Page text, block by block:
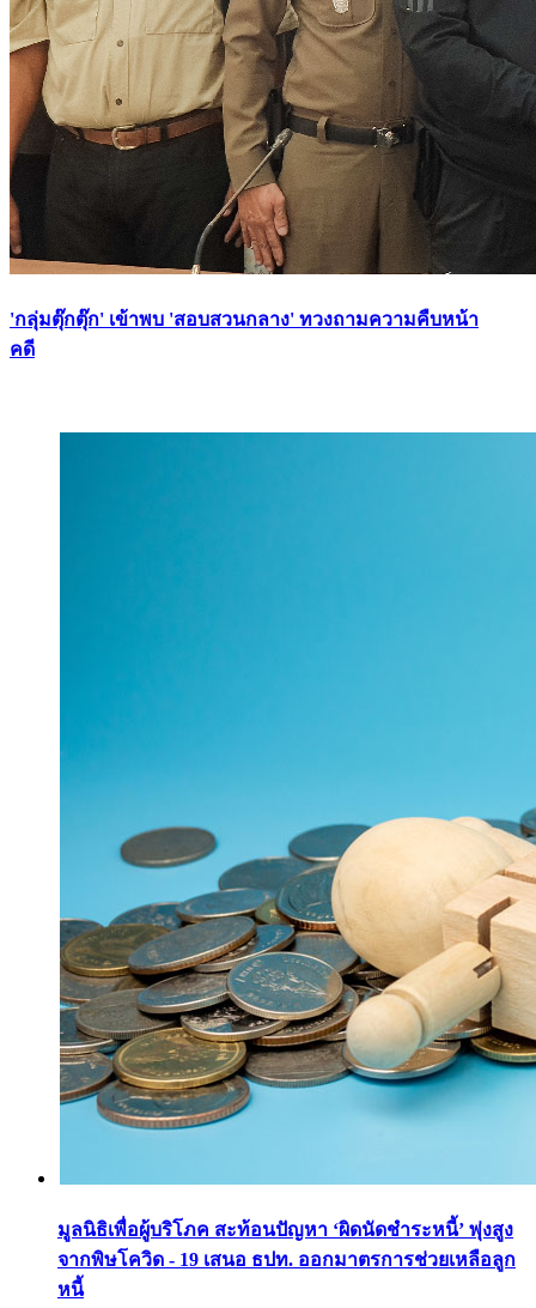
'กลุ่มตุ๊กตุ๊ก' เข้าพบ 'สอบสวนกลาง' ทวงถามความคืบหน้า
คดี
มูลนิธิเพื่อผู้บริโภค สะท้อนปัญหา ‘ผิดนัดชำระหนี้’ พุ่งสูง
จากพิษโควิด - 19 เสนอ ธปท. ออกมาตรการช่วยเหลือลูก
หนี้